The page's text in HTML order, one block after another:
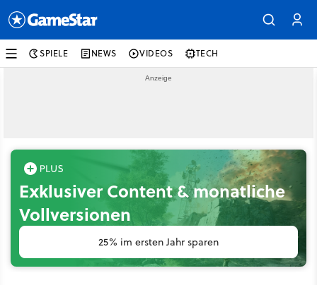
SPIELE NEWS VIDEOS TECH
Exklusiver Content & monatliche
Vollversionen
25% im ersten Jahr sparen